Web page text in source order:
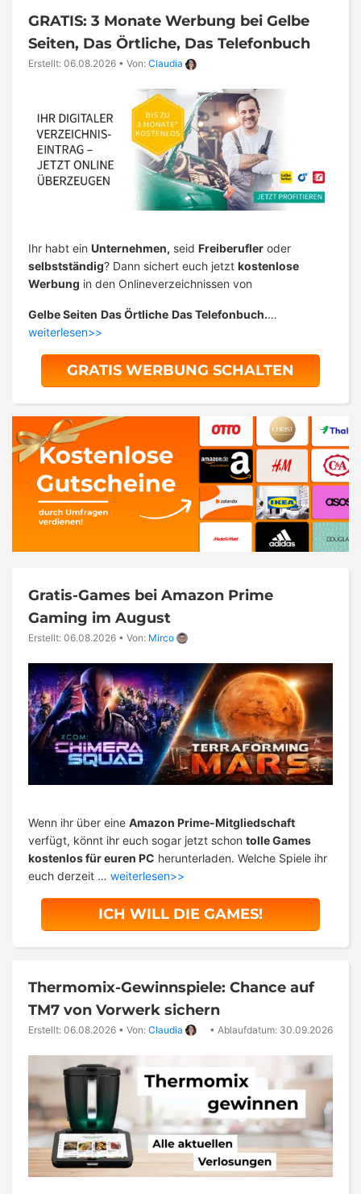
GRATIS: 3 Monate Werbung bei Gelbe
Seiten, Das Örtliche, Das Telefonbuch
Erstellt: 06.08.2026 • Von: Claudia
Ihr habt ein Unternehmen, seid Freiberufler oder
selbstständig? Dann sichert euch jetzt kostenlose
Werbung in den Onlineverzeichnissen von
Gelbe Seiten Das Örtliche Das Telefonbuch.…
weiterlesen>>
GRATIS WERBUNG SCHALTEN
Gratis-Games bei Amazon Prime
Gaming im August
Erstellt: 06.08.2026 • Von: Mirco
Wenn ihr über eine Amazon Prime-Mitgliedschaft
verfügt, könnt ihr euch sogar jetzt schon tolle Games
kostenlos für euren PC herunterladen. Welche Spiele ihr
euch derzeit … weiterlesen>>
ICH WILL DIE GAMES!
Thermomix-Gewinnspiele: Chance auf
TM7 von Vorwerk sichern
Erstellt: 06.08.2026 • Von: Claudia • Ablaufdatum: 30.09.2026